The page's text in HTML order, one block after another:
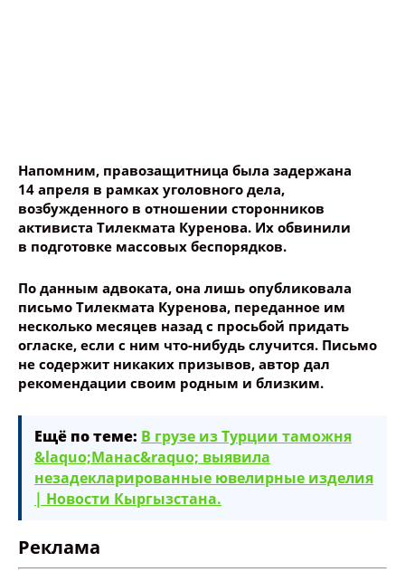
Напомним, правозащитница была задержана
14 апреля в рамках уголовного дела,
возбужденного в отношении сторонников
активиста Тилекмата Куренова. Их обвинили
в подготовке массовых беспорядков.
По данным адвоката, она лишь опубликовала
письмо Тилекмата Куренова, переданное им
несколько месяцев назад с просьбой придать
огласке, если с ним что-нибудь случится. Письмо
не содержит никаких призывов, автор дал
рекомендации своим родным и близким.
Ещё по теме: В грузе из Турции таможня
&laquo;Манас&raquo; выявила
незадекларированные ювелирные изделия
| Новости Кыргызстана.
Реклама